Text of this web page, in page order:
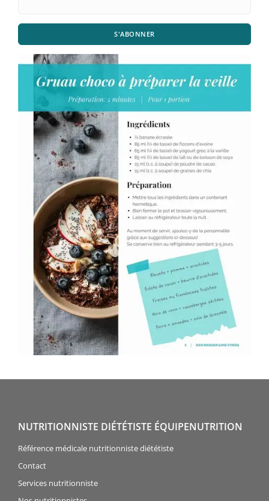
S'ABONNER
NUTRITIONNISTE DIÉTÉTISTE ÉQUIPENUTRITION
Référence médicale nutritionniste diététiste
Contact
Services nutritionniste